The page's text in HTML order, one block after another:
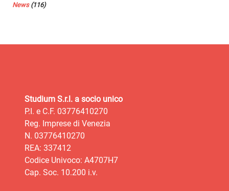
News(116)
Studium S.r.l. a socio unico
P.I. e C.F. 03776410270
Reg. Imprese di Venezia
N. 03776410270
REA: 337412
Codice Univoco: A4707H7
Cap. Soc. 10.200 i.v.